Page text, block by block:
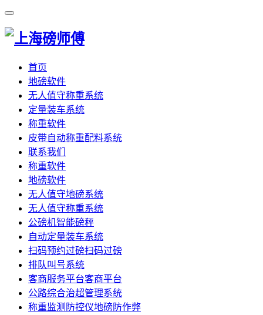
首页
地磅软件
无人值守称重系统
定量装车系统
称重软件
皮带自动称重配料系统
联系我们
称重软件
地磅软件
无人值守地磅系统
无人值守称重系统
公磅机智能磅秤
自动定量装车系统
扫码预约过磅扫码过磅
排队叫号系统
客商服务平台客商平台
公路综合治超管理系统
称重监测防控仪地磅防作弊